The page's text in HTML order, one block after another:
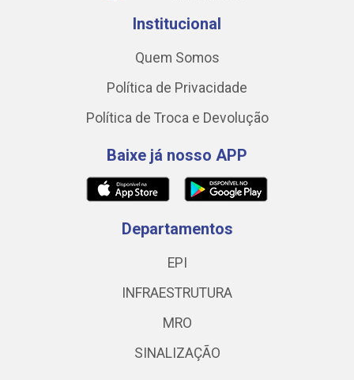
Institucional
Quem Somos
Política de Privacidade
Política de Troca e Devolução
Baixe já nosso APP
Departamentos
EPI
INFRAESTRUTURA
MRO
SINALIZAÇÃO